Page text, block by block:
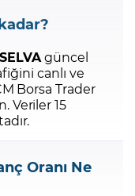
SELVAgüncel
canlı ve
Borsa Trader
Veriler 15
Oranı Ne